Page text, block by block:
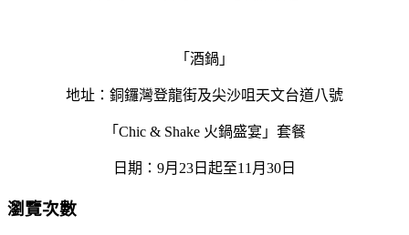
「酒鍋」
地址：銅鑼灣登龍街及尖沙咀天文台道八號
「Chic & Shake 火鍋盛宴」套餐
日期：9月23日起至11月30日
瀏覽次數